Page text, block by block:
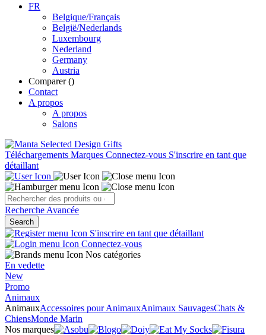
FR
Belgique/Français
België/Nederlands
Luxembourg
Nederland
Germany
Austria
Comparer ()
Contact
A propos
A propos
Salons
Téléchargements Marques Connectez-vous S'inscrire en tant que
détaillant
Recherche Avancée
Search
S'inscrire en tant que détaillant
Connectez-vous
Nos catégories
En vedette
New
Promo
Animaux
AnimauxAccessoires pour AnimauxAnimaux SauvagesChats &
ChiensMonde Marin
Nos marques